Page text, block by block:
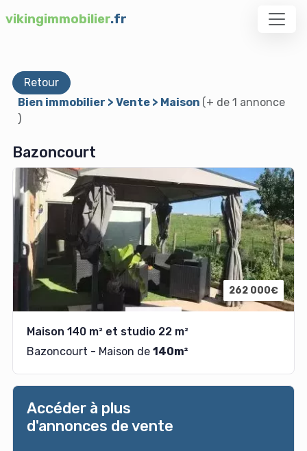
vikingimmobilier.fr
Retour
Bien immobilier > Vente > Maison (+ de 1 annonce
)
Bazoncourt
262 000€
Maison 140 m² et studio 22 m²
Bazoncourt - Maison de 140m²
Accéder à plus
d'annonces de vente